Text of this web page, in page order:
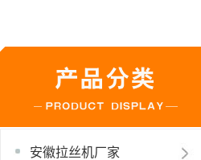
安徽拉丝机厂家